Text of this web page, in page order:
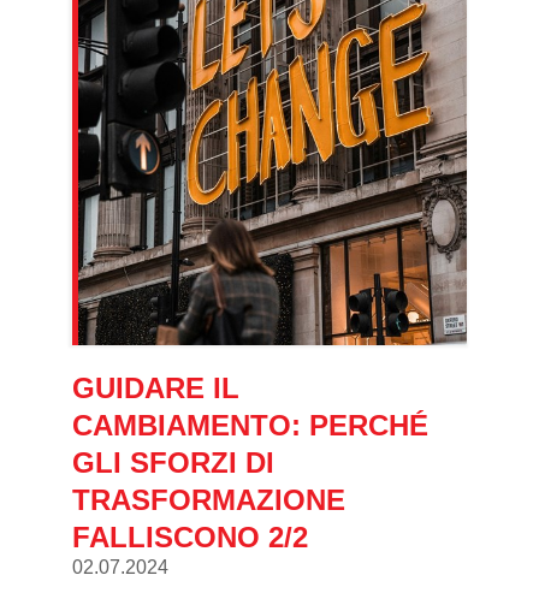
GUIDARE IL
CAMBIAMENTO: PERCHÉ
GLI SFORZI DI
TRASFORMAZIONE
FALLISCONO 2/2
02.07.2024